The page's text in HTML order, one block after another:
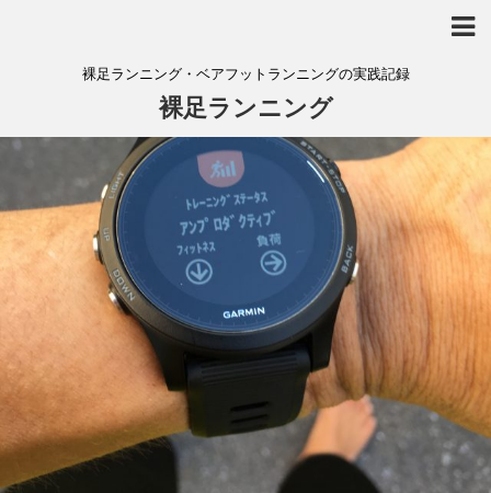
裸足ランニング・ベアフットランニングの実践記録
裸足ランニング